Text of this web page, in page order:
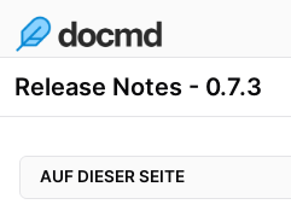
Release Notes - 0.7.3
AUF DIESER SEITE